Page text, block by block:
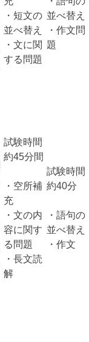
・短文の
並べ替え
・文に関
する問題
並べ替え
・作文問
題
試験時間
約45分間
・空所補
充
・文の内
容に関す
る問題
・長文読
解
試験時間
約40分
・語句の
並べ替え
・作文